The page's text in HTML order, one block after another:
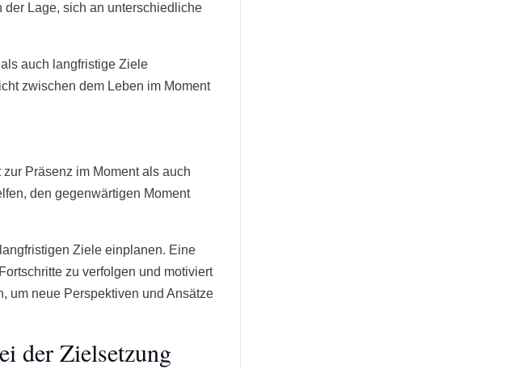
der Lage, sich an unterschiedliche
auch langfristige Ziele
zwischen dem Leben im Moment
Präsenz im Moment als auch
den gegenwärtigen Moment
Ziele einplanen. Eine
zu verfolgen und motiviert
um neue Perspektiven und Ansätze
der Zielsetzung